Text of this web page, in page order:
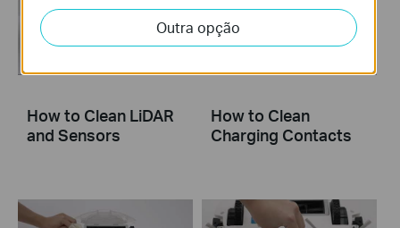
How to Clean LiDAR
and Sensors
How to Clean
Charging Contacts
Outra opção